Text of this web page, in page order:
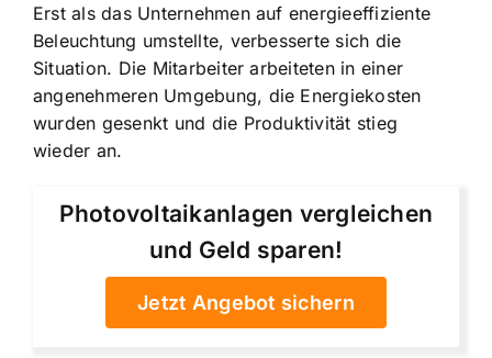
Erst als das Unternehmen auf energieeffiziente
Beleuchtung umstellte, verbesserte sich die
Situation. Die Mitarbeiter arbeiteten in einer
angenehmeren Umgebung, die Energiekosten
wurden gesenkt und die Produktivität stieg
wieder an.
Photovoltaikanlagen vergleichen
und Geld sparen!
Jetzt Angebot sichern